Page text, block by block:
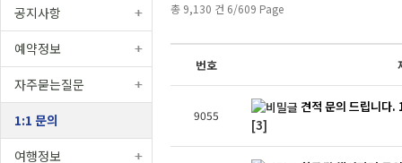
공지사항
예약정보
자주묻는질문
1:1 문의
여행정보
총 9,130 건 6/609 Page
번호
9055
견적 문의 드립니다
[3]